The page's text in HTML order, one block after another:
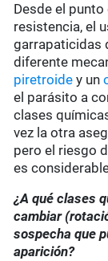
Desde el
resistencia, el
garrapaticidas
diferente
piretroide y un
el parásito a
clases
vez la otra
pero el riesgo
es
¿A qué clases
cambiar
sospecha que
aparición?